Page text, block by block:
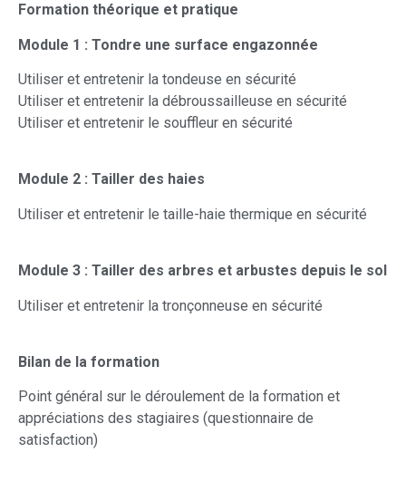
Formation théorique et pratique
Module 1 : Tondre une surface engazonnée
Utiliser et entretenir la tondeuse en sécurité
Utiliser et entretenir la débroussailleuse en sécurité
Utiliser et entretenir le souffleur en sécurité
Module 2 : Tailler des haies
Utiliser et entretenir le taille-haie thermique en sécurité
Module 3 : Tailler des arbres et arbustes depuis le sol
Utiliser et entretenir la tronçonneuse en sécurité
Bilan de la formation
Point général sur le déroulement de la formation et
appréciations des stagiaires (questionnaire de
satisfaction)